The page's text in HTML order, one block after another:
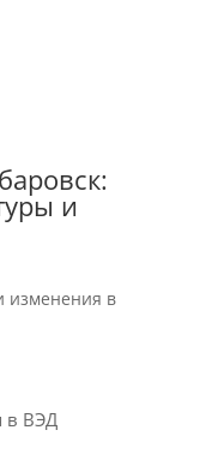
и
изменения в
в ВЭД